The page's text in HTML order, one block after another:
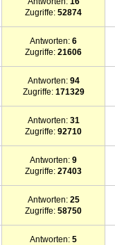
Zugriffe:52874
Antworten:6
Zugriffe:21606
Antworten: 94
Zugriffe: 171329
Antworten: 31
Zugriffe:92710
Antworten:9
Zugriffe:27403
Antworten: 25
Zugriffe:58750
Antworten:5